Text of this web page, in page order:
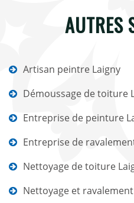
AUTRES
Artisan peintre Laigny
Démoussage de toiture
Entreprise de peinture
Entreprise de
Nettoyage de toiture
Nettoyage et